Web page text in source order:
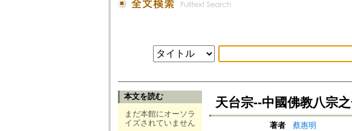
本文を読む
まだ本館にオーソラ
イズされていません
天台宗--中國佛教八宗
著者
蔡惠明